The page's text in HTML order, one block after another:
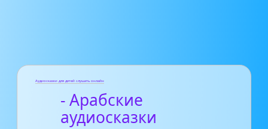
Аудиосказки для детей слушать онлайн
- Арабские
аудиосказки